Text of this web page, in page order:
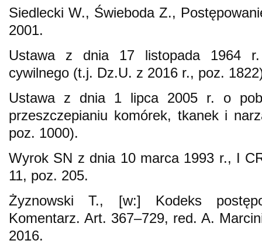
Siedlecki W., Świeboda Z.,
2001.
Ustawa z dnia 17 listopada 1964
cywilnego (t.j. Dz.U. z 2016 r., poz.
Ustawa z dnia 1 lipca 2005 r. o
przeszczepianiu komórek, tkanek i
poz. 1000).
Wyrok SN z dnia 10 marca 1993 r., I
11, poz. 205.
Żyznowski T., [w:] Kodeks
Komentarz. Art. 367–729, red. A.
2016.